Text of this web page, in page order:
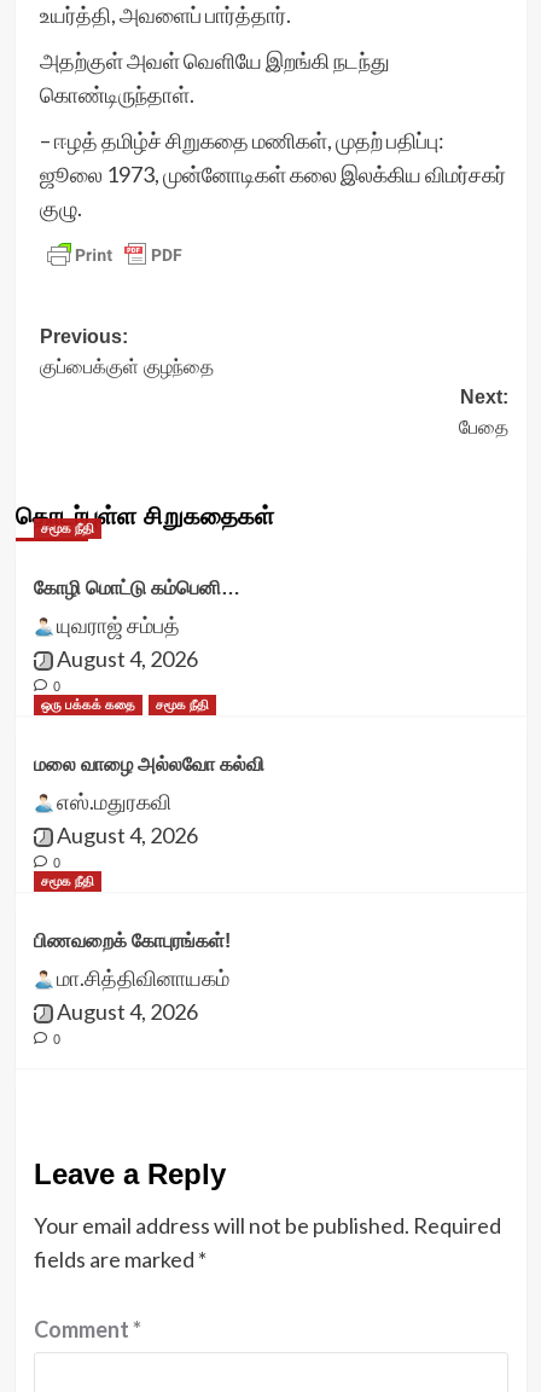
உயர்த்தி, அவளைப் பார்த்தார்.
அதற்குள் அவள் வெளியே இறங்கி நடந்து
கொண்டிருந்தாள்.
– ஈழத் தமிழ்ச் சிறுகதை மணிகள், முதற் பதிப்பு:
ஜூலை 1973, முன்னோடிகள் கலை இலக்கிய விமர்சகர்
குழு.
Post
navigation
Previous:
குப்பைக்குள் குழந்தை
Next:
பேதை
தொடர்புள்ள சிறுகதைகள்
சமூக நீதி
கோழி மொட்டு கம்பெனி…
யுவராஜ் சம்பத்
August 4, 2026
0
ஒரு பக்கக் கதை
சமூக நீதி
மலை வாழை அல்லவோ கல்வி
எஸ்.மதுரகவி
August 4, 2026
0
சமூக நீதி
பிணவறைக் கோபுரங்கள்!
மா.சித்திவினாயகம்
August 4, 2026
0
Leave a Reply
Your email address will not be published. Required
fields are marked *
Comment*